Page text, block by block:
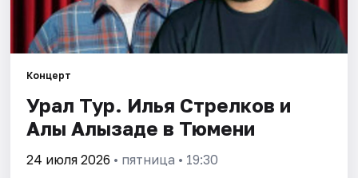
Спорт
События
Города
Площадки
Концерт
Урал Тур. Илья Стрелков и
Алы Алызаде в Тюмени
24 июля 2026 • пятница • 19:30